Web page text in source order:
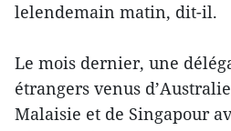
lelendemain matin, dit-il.
Le mois dernier, une
étrangers venus
Malaisie et de Singapour